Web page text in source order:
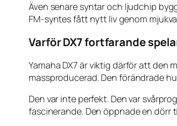
Även senare syntar och ljudchip
FM-syntes fått nytt liv genom
Varför DX7 fortfarande
Yamaha DX7 är viktig därför att den
massproducerad. Den förändrade
Den var inte perfekt. Den var
fascinerande. Den öppnade en dörr